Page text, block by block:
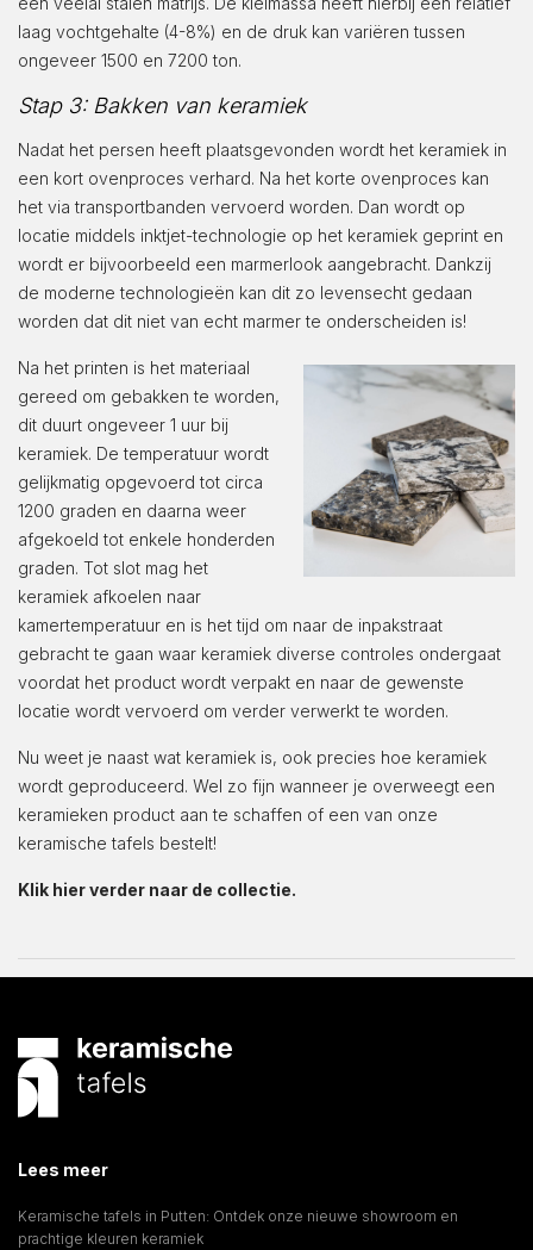
laag vochtgehalte (4-8%) en de druk kan variëren tussen
ongeveer 1500 en 7200 ton.
Stap 3: Bakken van keramiek
Nadat het persen heeft plaatsgevonden wordt het keramiek in
een kort ovenproces verhard. Na het korte ovenproces kan
het via transportbanden vervoerd worden. Dan wordt op
locatie middels inktjet-technologie op het keramiek geprint en
wordt er bijvoorbeeld een marmerlook aangebracht. Dankzij
de moderne technologieën kan dit zo levensecht gedaan
worden dat dit niet van echt marmer te onderscheiden is!
Na het printen is het materiaal
gereed om gebakken te worden,
dit duurt ongeveer 1 uur bij
keramiek. De temperatuur wordt
gelijkmatig opgevoerd tot circa
1200 graden en daarna weer
afgekoeld tot enkele honderden
graden. Tot slot mag het
keramiek afkoelen naar
kamertemperatuur en is het tijd om naar de inpakstraat
gebracht te gaan waar keramiek diverse controles ondergaat
voordat het product wordt verpakt en naar de gewenste
locatie wordt vervoerd om verder verwerkt te worden.
Nu weet je naast wat keramiek is, ook precies hoe keramiek
wordt geproduceerd. Wel zo fijn wanneer je overweegt een
keramieken product aan te schaffen of een van onze
keramische tafels bestelt!
Klik hier verder naar de collectie.
Lees meer
Keramische tafels in Putten: Ontdek onze nieuwe showroom en
prachtige kleuren keramiek